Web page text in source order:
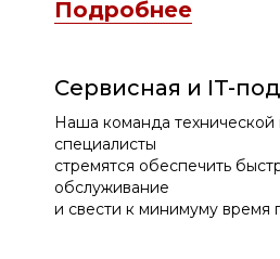
Подробнее
Сервисная и IT-
Наша команда
специалисты
стремятся обеспечить
обслуживание
и свести к минимуму время